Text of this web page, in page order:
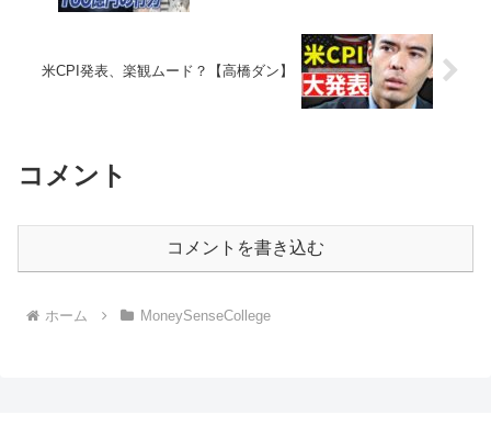
米CPI発表、楽観ムード？【高橋ダン】
コメント
コメントを書き込む
ホーム MoneySenseCollege